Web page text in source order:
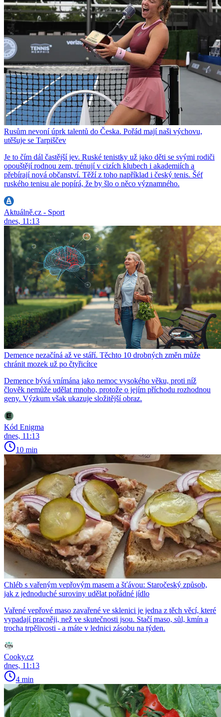
Rusům nevoní úprk talentů do Česka. Pořád mají naši výchovu,
utěšuje se Tarpiščev
Je to čím dál častější jev. Ruské tenistky už jako děti se svými rodiči
opouštějí rodnou zem, trénují v cizích klubech i akademiích a
přebírají nová občanství. Těží z toho například i český tenis. Šéf
ruského tenisu ale popírá, že by šlo o něco významného.
Aktuálně.cz - Sport
dnes, 11:13
Demence nezačíná až ve stáří. Těchto 10 drobných změn může
chránit mozek už po čtyřicítce
Demence bývá vnímána jako nemoc vysokého věku, proti níž
člověk nemůže udělat mnoho, protože o jejím příchodu rozhodnou
geny. Výzkum však ukazuje složitější obraz.
Kód Enigma
dnes, 11:13
10 min
Chléb s vařeným vepřovým masem a šťávou: Staročeský způsob,
jak z jednoduché suroviny udělat pořádné jídlo
Vařené vepřové maso zavařené ve sklenici je jedna z těch věcí, které
vypadají pracněji, než ve skutečnosti jsou. Stačí maso, sůl, kmín a
trocha trpělivosti - a máte v lednici zásobu na týden.
Cooky.cz
dnes, 11:13
4 min